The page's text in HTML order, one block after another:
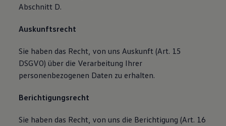
Abschnitt D.
Auskunftsrecht
Sie haben das Recht, von uns Auskunft (Art. 15
DSGVO) über die Verarbeitung Ihrer
personenbezogenen Daten zu erhalten.
Berichtigungsrecht
Sie haben das Recht, von uns die Berichtigung (Art. 16